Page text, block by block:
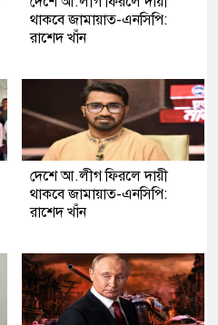
থাকবে জামায়াত-এনসিপি:
রাশেদ খাঁন
দেশে আ.লীগ ফিরলে দায়ী
থাকবে জামায়াত-এনসিপি:
রাশেদ খাঁন